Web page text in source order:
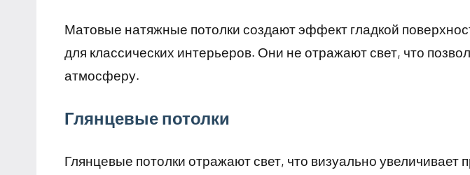
Матовые натяжные потолки создают эффект гладкой
для классических интерьеров. Они не отражают свет, что
атмосферу.
Глянцевые потолки
Глянцевые потолки отражают свет, что визуально увеличивает